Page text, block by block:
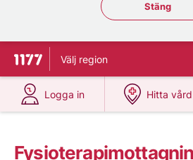
Stäng
Stäng
Till startsidan för 1177
Välj region
Logga in
på 1177.se
Hitta vård
på